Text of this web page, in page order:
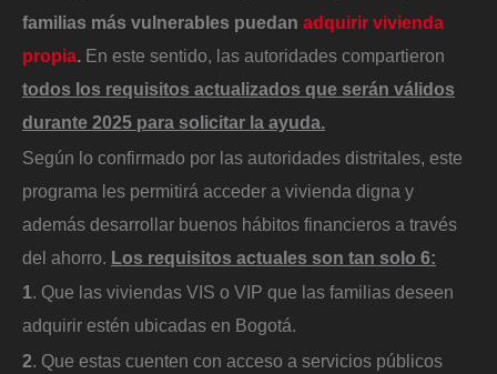
familias más vulnerables puedan adquirir vivienda
propia. En este sentido, las autoridades compartieron
todos los requisitos actualizados que serán válidos
durante 2025 para solicitar la ayuda.
Según lo confirmado por las autoridades distritales, este
programa les permitirá acceder a vivienda digna y
además desarrollar buenos hábitos financieros a través
del ahorro. Los requisitos actuales son tan solo 6:
1. Que las viviendas VIS o VIP que las familias deseen
adquirir estén ubicadas en Bogotá.
2. Que estas cuenten con acceso a servicios públicos